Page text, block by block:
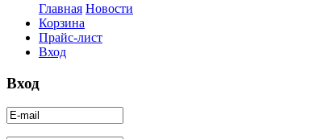
Главная Новости
Корзина
Прайс-лист
Вход
Вход